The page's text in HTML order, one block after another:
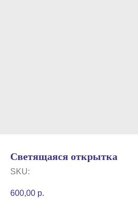
Светящаяся открытка
SKU:
600,00 р.